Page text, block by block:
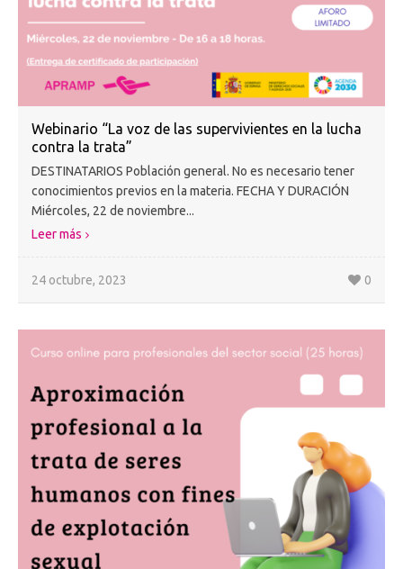
Webinario “La voz de las supervivientes en la lucha
contra la trata”
DESTINATARIOS Población general. No es necesario tener
conocimientos previos en la materia. FECHA Y DURACIÓN
Miércoles, 22 de noviembre...
Leer más
24 octubre, 2023 0